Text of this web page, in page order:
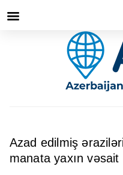
Azad edilmiş
manata yaxın